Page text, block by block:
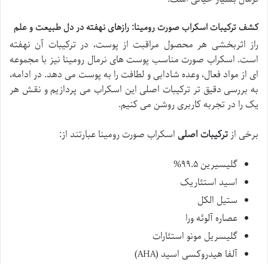
کشف ترکیبات اسکراب صورت رومینا: رازهای نهفته در دل طبیعت و علم
راز اثربخشی هر محصول مراقبت از پوست، در ترکیبات آن نهفته
است. اسکراب صورت مناسب پوست های نرمال رومینا نیز با مجموعه
ای از مواد فعال، وعده شادابی و لطافت را به پوست می دهد. در ادامه،
به بررسی دقیق تر ترکیبات اصلی این اسکراب می پردازیم و نقش هر
یک را در تجربه کاربری روشن می کنیم.
برخی ازترکیبات اصلیاسکراب صورت رومینا عبارتند از:
گلیسیرین ۹۹.۵%
اسید استئاریک
ستیل الکل
عصاره آلوئه ورا
گلیسریل مونو استئارات
آلفا هیدروکسی اسید (AHA)